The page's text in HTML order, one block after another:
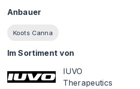
Anbauer
Koots Canna
Im Sortiment von
IUVO
Therapeutics